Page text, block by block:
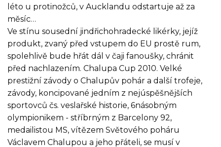
léto u protinožců, v Aucklandu odstartuje až za
měsíc…
Ve stínu sousední jindřichohradecké likérky, jejíž
produkt, zvaný před vstupem do EU prostě rum,
spolehlivě bude hřát dál v čaji fanoušky, chránit
před nachlazením. Chalupa Cup 2010. Velké
prestižní závody o Chalupův pohár a další trofeje,
závody, koncipované jedním z nejúspěšnějších
sportovců čs. veslařské historie, 6násobným
olympionikem - stříbrným z Barcelony 92,
medailistou MS, vítězem Světového poháru
Václavem Chalupou a jeho přáteli, se musí v